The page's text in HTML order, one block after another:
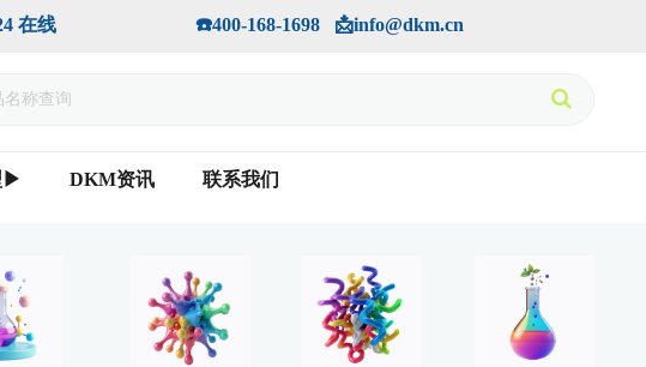
手机版
线                             ☎️400-168-1698   📩info@dkm.cn
▶ DKM资讯 联系我们